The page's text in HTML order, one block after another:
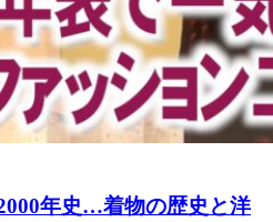
年史…着物の歴史と洋